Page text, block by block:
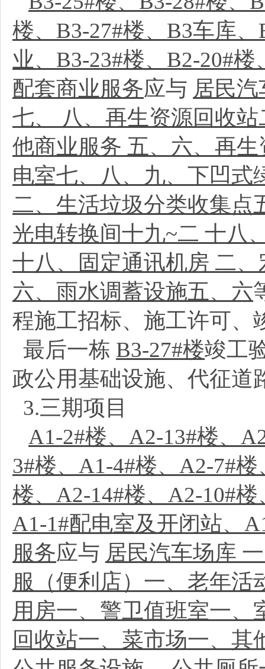
楼、B3-27#楼、B3车库
业、B3-23#楼、B2-20#
配套商业服务应与 居民
七、 八、再生资源回收
他商业服务 五、六、再
电室七、八、九、下凹式
二、生活垃圾分类收集点
光电转换间十九~二 十八
十八、固定通讯机房 二
六、雨水调蓄设施五、六
程施工招标、施工许可、
最后一栋 B3-27#楼竣工
政公用基础设施、代征道
3.三期项目
A1-2#楼、A2-13#楼、
3#楼、A1-4#楼、A2-7#
楼、A2-14#楼、A2-10#
A1-1#配电室及开闭站、
服务应与 居民汽车场库
服（便利店）一、老年活
用房一、警卫值班室一、
回收站一、菜市场一、